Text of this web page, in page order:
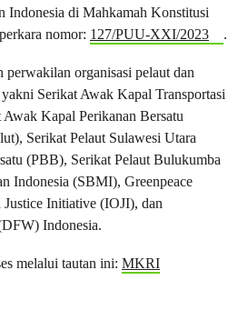
Indonesia di Mahkamah Konstitusi
nomor: 127/PUU-XXI/2023 .
organisasi pelaut dan
Serikat Awak Kapal Transportasi
Kapal Perikanan Bersatu
Serikat Pelaut Sulawesi Utara
(PBB), Serikat Pelaut Bulukumba
Indonesia (SBMI), Greenpeace
Justice Initiative (IOJI), dan
Indonesia.
melalui tautan ini: MKRI